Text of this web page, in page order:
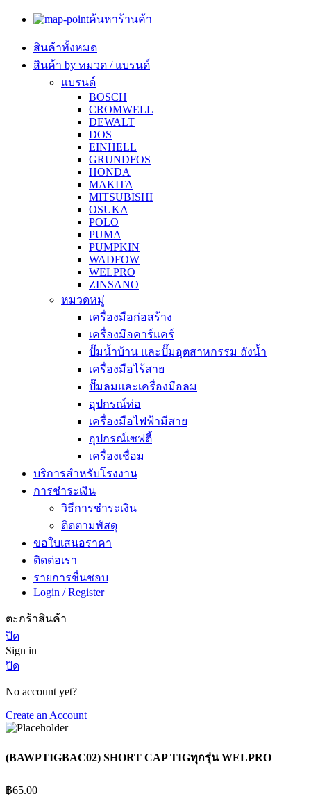
ค้นหาร้านค้า
สินค้าทั้งหมด
สินค้า by หมวด / แบรนด์
แบรนด์
BOSCH
CROMWELL
DEWALT
DOS
EINHELL
GRUNDFOS
HONDA
MAKITA
MITSUBISHI
OSUKA
POLO
PUMA
PUMPKIN
WADFOW
WELPRO
ZINSANO
หมวดหมู่
เครื่องมือก่อสร้าง
เครื่องมือคาร์แคร์
ปั๊มน้ำบ้าน และปั๊มอุตสาหกรรม ถังน้ำ
เครื่องมือไร้สาย
ปั๊มลมและเครื่องมือลม
อุปกรณ์ท่อ
เครื่องมือไฟฟ้ามีสาย
อุปกรณ์เซฟตี้
เครื่องเชื่อม
บริการสำหรับโรงงาน
การชำระเงิน
วิธีการชำระเงิน
ติดตามพัสดุ
ขอใบเสนอราคา
ติดต่อเรา
รายการชื่นชอบ
Login / Register
ตะกร้าสินค้า
ปิด
Sign in
ปิด
No account yet?
Create an Account
(BAWPTIGBAC02) SHORT CAP TIGทุกรุ่น WELPRO
฿65.00